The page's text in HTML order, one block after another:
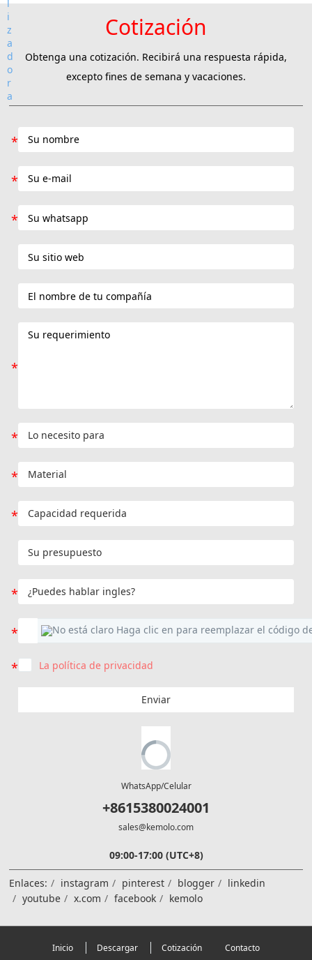
Cotización
Obtenga una cotización. Recibirá una respuesta rápida,
excepto fines de semana y vacaciones.
La política de privacidad
Enviar
WhatsApp/Celular
+8615380024001
sales@kemolo.com
09:00-17:00 (UTC+8)
Enlaces: instagram pinterest blogger
linkedin
youtube
x.com facebook kemolo
Inicio Descargar Cotización Contacto